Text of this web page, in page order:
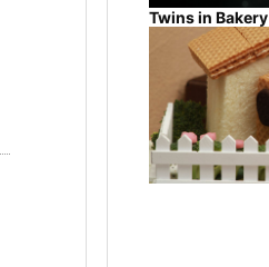
Twins in Bakery